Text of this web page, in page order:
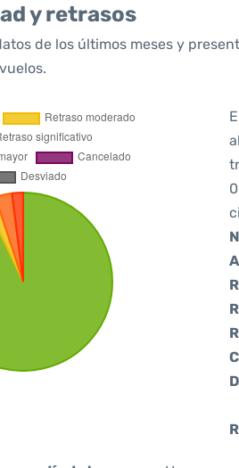
y retrasos
de los últimos meses y